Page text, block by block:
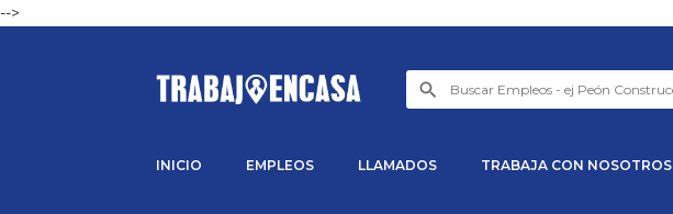
-->
INICIO EMPLEOS LLAMADOS TRABAJA CON NOSOTROS